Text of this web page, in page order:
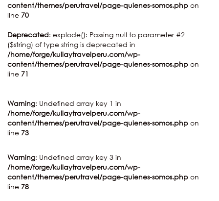
content/themes/perutravel/page-quienes-somos.php on
line 70
Deprecated: explode(): Passing null to parameter #2
($string) of type string is deprecated in
/home/forge/kullaytravelperu.com/wp-
content/themes/perutravel/page-quienes-somos.php on
line 71
Warning: Undefined array key 1 in
/home/forge/kullaytravelperu.com/wp-
content/themes/perutravel/page-quienes-somos.php on
line 73
Warning: Undefined array key 3 in
/home/forge/kullaytravelperu.com/wp-
content/themes/perutravel/page-quienes-somos.php on
line 78